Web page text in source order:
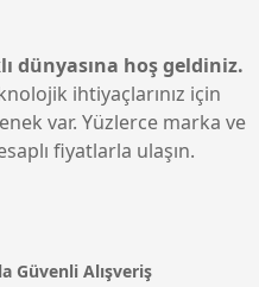
dünyasına hoş geldiniz.
ihtiyaçlarınız için
var. Yüzlerce marka ve
fiyatlarla ulaşın.
Güvenli Alışveriş